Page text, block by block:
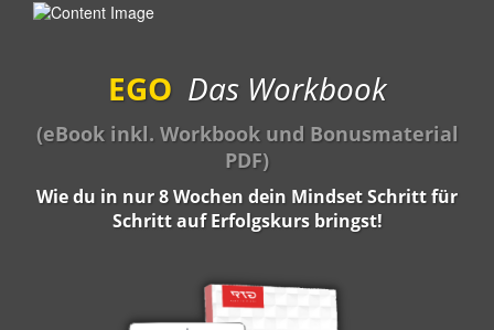
EGO Das Workbook
(eBook inkl. Workbook und Bonusmaterial
PDF)
Wie du in nur 8 Wochen dein Mindset Schritt für
Schritt auf Erfolgskurs bringst!